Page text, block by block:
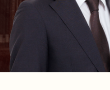
著書・論文・監修協力